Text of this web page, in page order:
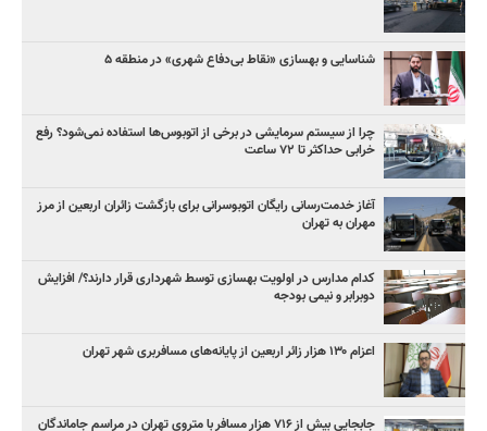
شناسایی و بهسازی «نقاط بی‌دفاع شهری» در منطقه ۵
چرا از سیستم سرمایشی در برخی از اتوبوس‌ها استفاده نمی‌شود؟ رفع
خرابی حداکثر تا ۷۲ ساعت
آغاز خدمت‌رسانی رایگان اتوبوسرانی برای بازگشت زائران اربعین از مرز
مهران به تهران
کدام مدارس در اولویت بهسازی توسط شهرداری قرار دارند؟/ افزایش
دوبرابر و نیمی بودجه
اعزام ۱۳۰ هزار زائر اربعین از پایانه‌های مسافربری شهر تهران
جابجایی بیش از ۷۱۶ هزار مسافر با متروی تهران در مراسم جاماندگان